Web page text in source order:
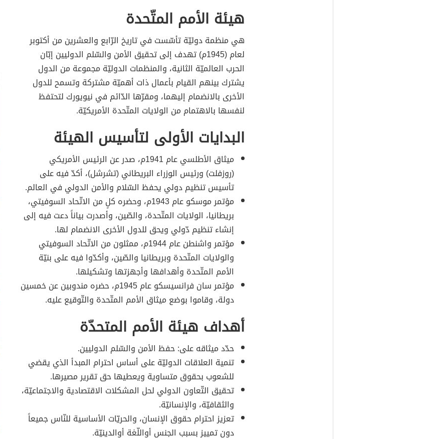
هيئة الأمم المتّحدة
هي منظمة دوليّة تأسّست في تاريخ الرّابع والعشرين من أكتوبر
لعام (1945م) تهدف إلى تحقيق الأمن والسّلم الدوليين إبّان
الحرب العالميّة الثانية، والمنظمات الدوليّة مجموعة من الدول
يشترك بينهم القيام بأعمال ذات أهميّة مشتركة وتسمح للدول
الأخرى بالانضمام إليهما، ومقرّها الدّائم في نيويورك لتحتفظ
لنفسها بالاهتمام من الولايات المتّحدة الأمريكيّة.
البدايات الأولى لتأسيس الهيئة
ميثاق الأطلسي عام 1941م، صدر عن الرئيس الأمريكي
(روزفلت) ورئيس الوزراء البريطاني (تشرشل)، أكدّ فيه على
تأسيس تنظيم دولي يحفظ السّلام والأمن الدولي في العالم.
مؤتمر موسكو عام 1943م، وحضره كلٍ من الاتّحاد السوفيتي،
بريطانيا، الولايات المتّحدة، والصّين، وأصدرت بياناً دعت فيه إلى
إنشاء تنظيم دّولي ويحق للدول الأخرى الانضمام لها.
مؤتمر واشنطن عام 1944م، ممثلون من الاتّحاد السوفيتي
والولايات المتّحدة وبريطانيا والصّين، وأكدّوا فيه على بنيّة
الأمم المتّحدة وأهدافها وأجهزتها وتشكيلها.
مؤتمر سان فرانسيسكو عام 1945م، حضره مندوبين عن خمسين
دولة، وقاموا بوضع ميثاق الأمم المتّحدة والتّوقيع عليه.
أهداف هيئة الأمم المتحدّة
حدّد ميثاقه على: حفظ الأمن والسّلم الدوليين.
تنمية العلاقات الدوليّة على أساس احترام المبدأ الذي يقضي
للشعوب بحقوق متساوية ويعطيها حق تقرير مصيرها.
تحقيق التّعاون الدولي لحل المشكلات الاقتصادية والاجتماعيّة،
والثقافيّة، والإنسانيّة.
تعزيز احترام حقوق الإنسان، والحريّات الأساسية للنّاس جميعاً
دون تمييز بسبب الجنس أواللّغة أوالدينيّة.